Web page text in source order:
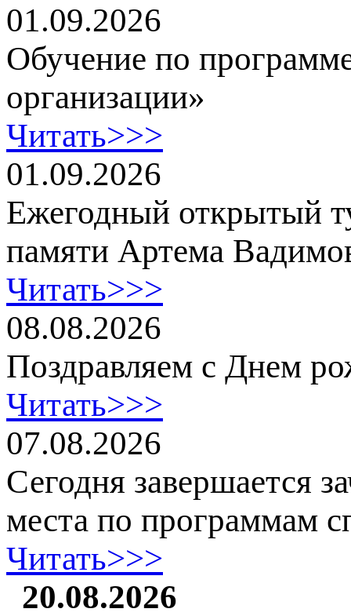
01.09.2026
Обучение по
организации»
Читать>>>
01.09.2026
Ежегодный открытый
памяти Артема
Читать>>>
08.08.2026
Поздравляем с Днем
Читать>>>
07.08.2026
Сегодня завершается
места по программам
Читать>>>
20.08.2026